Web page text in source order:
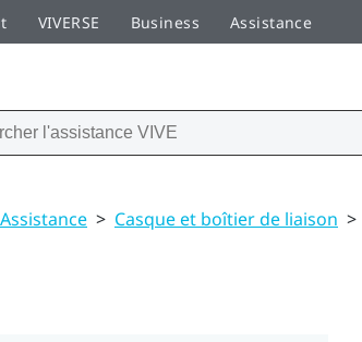
VIVERSE Business Assistance
> Casque et boîtier de liaison >